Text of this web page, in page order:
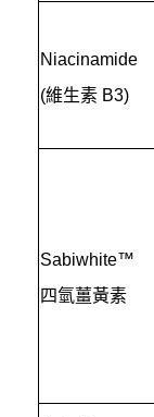
Niacinamide
(維生素 B3)
Sabiwhite™
四氫薑黃素